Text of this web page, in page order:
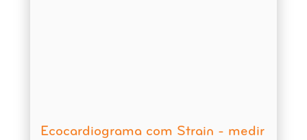
Ecocardiograma com Strain - medir